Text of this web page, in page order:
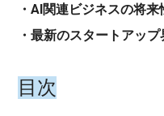
・AI関連ビジネスの将
・最新のスタートアッ
目次